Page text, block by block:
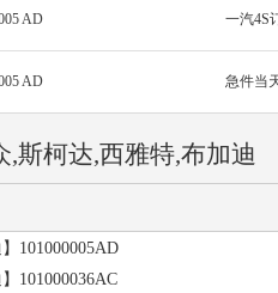
AD 一汽4S
AD 急件当
,斯柯达,西雅特,布加迪
101000005AD
101000036AC